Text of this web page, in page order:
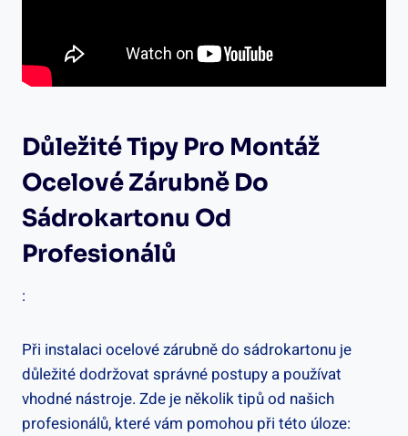
Důležité Tipy Pro Montáž
Ocelové Zárubně Do
Sádrokartonu Od
Profesionálů
:
Při instalaci ocelové zárubně do sádrokartonu je
důležité dodržovat správné postupy a používat
vhodné nástroje. Zde je několik tipů od našich
profesionálů, které vám pomohou při této úloze: